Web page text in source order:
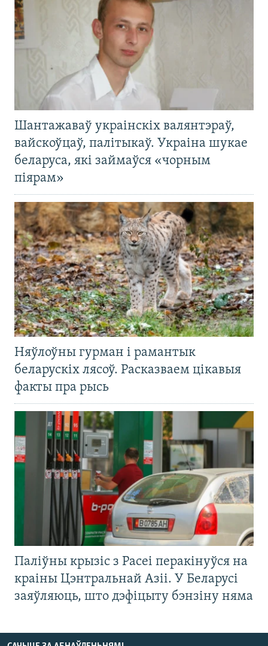
Шантажаваў украінскіх валянтэраў,
вайскоўцаў, палітыкаў. Украіна шукае
беларуса, які займаўся «чорным
піярам»
Няўлоўны гурман і рамантык
беларускіх лясоў. Расказваем цікавыя
факты пра рысь
Паліўны крызіс з Расеі перакінуўся на
краіны Цэнтральнай Азіі. У Беларусі
заяўляюць, што дэфіцыту бэнзіну няма